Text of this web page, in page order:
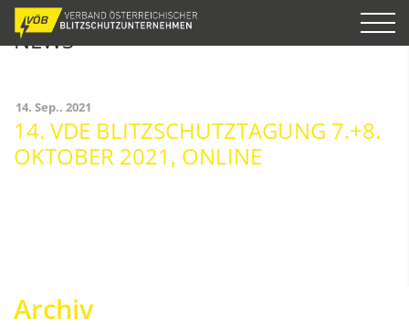
NEWS
14. Sep.. 2021
14. VDE BLITZSCHUTZTAGUNG 7.+8.
OKTOBER 2021, ONLINE
Archiv